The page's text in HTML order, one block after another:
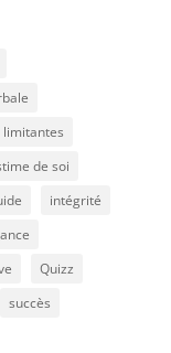
limitantes
de soi
intégrité
Quizz
succès